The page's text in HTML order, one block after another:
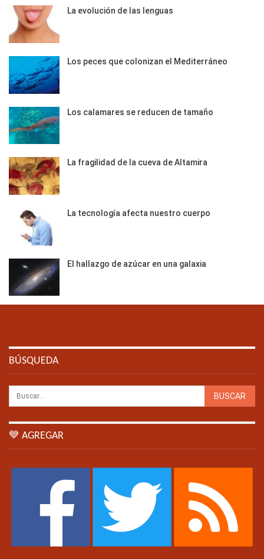
La evolución de las lenguas
Los peces que colonizan el Mediterráneo
Los calamares se reducen de tamaño
La fragilidad de la cueva de Altamira
La tecnología afecta nuestro cuerpo
El hallazgo de azúcar en una galaxia
BÚSQUEDA
💙 AGREGAR